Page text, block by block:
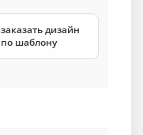
заказать дизайн
по шаблону